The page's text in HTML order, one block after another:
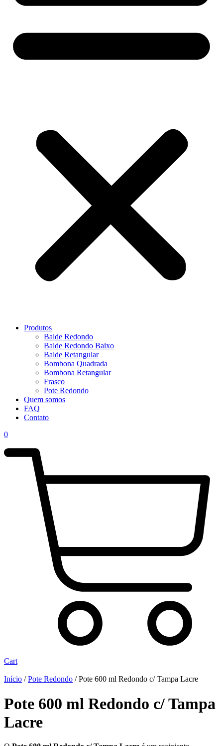
Produtos
Balde Redondo
Balde Redondo Baixo
Balde Retangular
Bombona Quadrada
Bombona Retangular
Frasco
Pote Redondo
Quem somos
FAQ
Contato
0
Cart
Início /Pote Redondo / Pote 600 ml Redondo c/ Tampa Lacre
Pote 600 ml Redondo c/ Tampa
Lacre